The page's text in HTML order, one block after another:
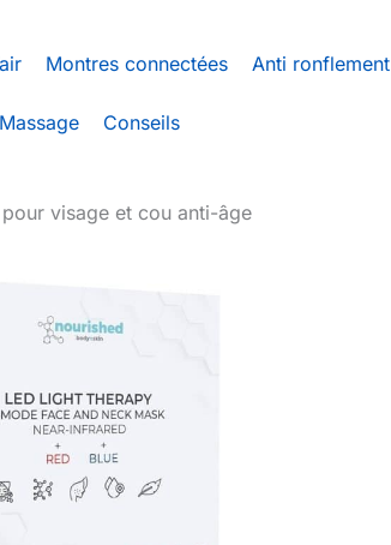
Montres connectées Anti ronflement
Massage Conseils
visage et cou anti-âge